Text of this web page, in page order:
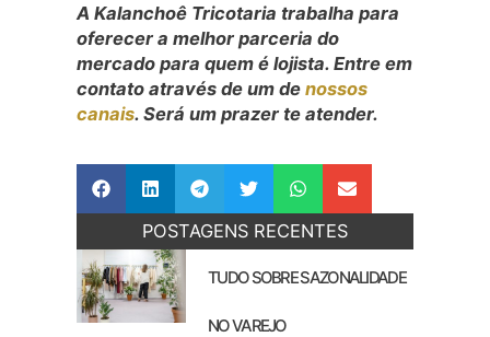
A Kalanchoê Tricotaria trabalha para
oferecer a melhor parceria do
mercado para quem é lojista. Entre em
contato através de um de nossos
canais. Será um prazer te atender.
POSTAGENS RECENTES
TUDO SOBRE SAZONALIDADE
NO VAREJO